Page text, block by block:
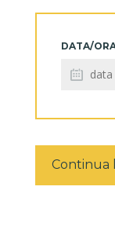
DATA/
Continua